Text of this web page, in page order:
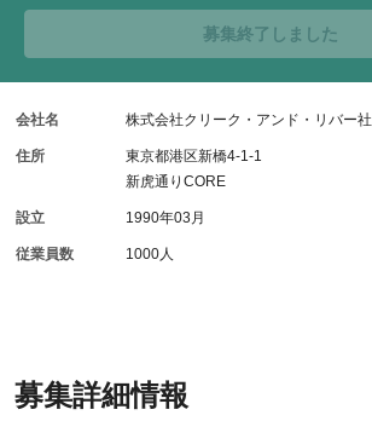
募集詳細情報
募集終了しました
会社名 株式会社クリーク・アンド・リバー社
住所
東京都港区新橋4-1-1
新虎通りCORE
設立 1990年03月
従業員数 1000人